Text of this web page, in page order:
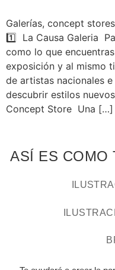
Galerías, concept
1️⃣ La Causa Galeria
como lo que
exposición y al mismo
de artistas nacionales
descubrir estilos
Concept Store Una […]
ASÍ ES COMO